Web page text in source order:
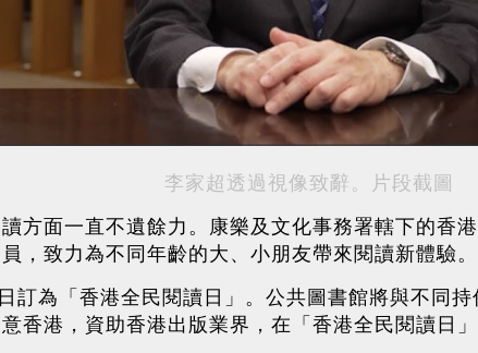
李家超透過視像致辭。片段截圖
方面一直不遺餘力。康樂及文化事務署轄下的香
，致力為不同年齡的大、小朋友帶來閱讀新體驗。
訂為「香港全民閱讀日」。公共圖書館將與不同
香港，資助香港出版業界，在「香港全民閱讀日